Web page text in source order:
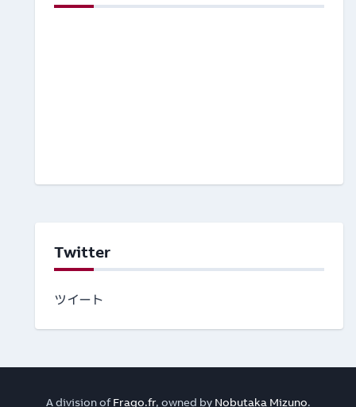
Twitter
ツイート
A division ofFrago.fr, owned by Nobutaka Mizuno.